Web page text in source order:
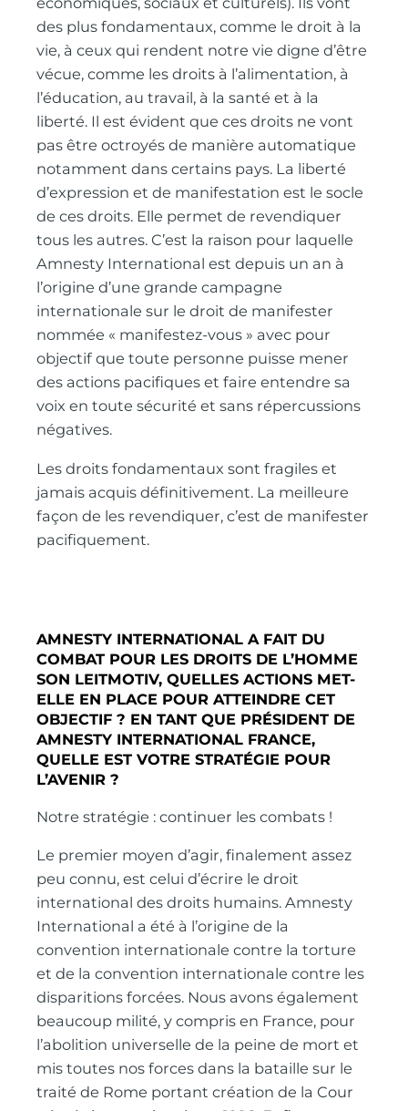
des plus fondamentaux, comme le droit à la
vie, à ceux qui rendent notre vie digne d’être
vécue, comme les droits à l’alimentation, à
l’éducation, au travail, à la santé et à la
liberté. Il est évident que ces droits ne vont
pas être octroyés de manière automatique
notamment dans certains pays. La liberté
d’expression et de manifestation est le socle
de ces droits. Elle permet de revendiquer
tous les autres. C’est la raison pour laquelle
Amnesty International est depuis un an à
l’origine d’une grande campagne
internationale sur le droit de manifester
nommée « manifestez-vous » avec pour
objectif que toute personne puisse mener
des actions pacifiques et faire entendre sa
voix en toute sécurité et sans répercussions
négatives.
Les droits fondamentaux sont fragiles et
jamais acquis définitivement. La meilleure
façon de les revendiquer, c’est de manifester
pacifiquement.
AMNESTY INTERNATIONAL A FAIT DU
COMBAT POUR LES DROITS DE L’HOMME
SON LEITMOTIV, QUELLES ACTIONS MET-
ELLE EN PLACE POUR ATTEINDRE CET
OBJECTIF ? EN TANT QUE PRÉSIDENT DE
AMNESTY INTERNATIONAL FRANCE,
QUELLE EST VOTRE STRATÉGIE POUR
L’AVENIR ?
Notre stratégie : continuer les combats !
Le premier moyen d’agir, finalement assez
peu connu, est celui d’écrire le droit
international des droits humains. Amnesty
International a été à l’origine de la
convention internationale contre la torture
et de la convention internationale contre les
disparitions forcées. Nous avons également
beaucoup milité, y compris en France, pour
l’abolition universelle de la peine de mort et
mis toutes nos forces dans la bataille sur le
traité de Rome portant création de la Cour